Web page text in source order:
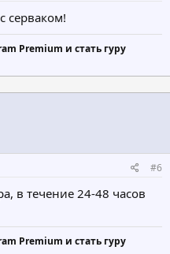
серваком!
Premium и стать гуру
#6
в течение 24-48 часов
Premium и стать гуру